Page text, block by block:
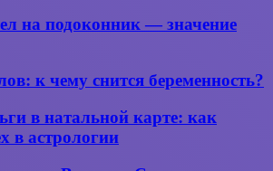
на подоконник — значение
к чему снится беременность?
в натальной карте: как
в астрологии